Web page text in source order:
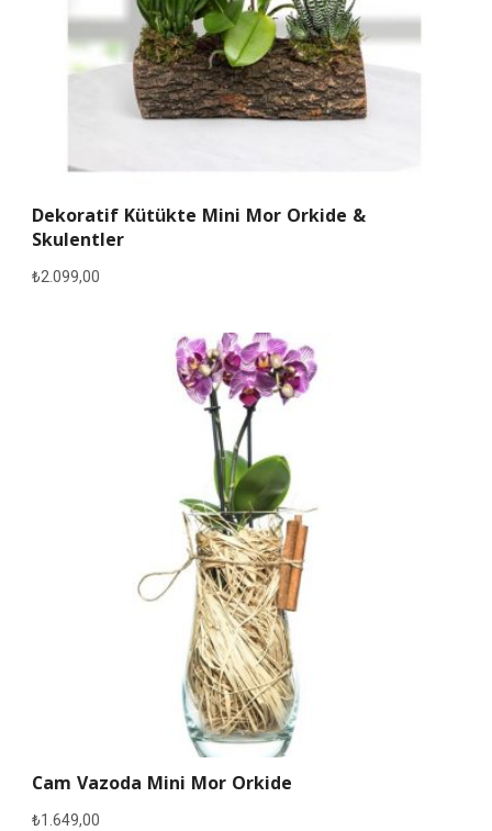
Dekoratif Kütükte Mini Mor Orkide &
Skulentler
₺2.099,00
Cam Vazoda Mini Mor Orkide
₺1.649,00